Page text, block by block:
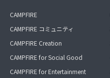
CAMPFIRE
CAMPFIRE コミュニティ
CAMPFIRE Creation
CAMPFIRE for Social Good
CAMPFIRE for Entertainment